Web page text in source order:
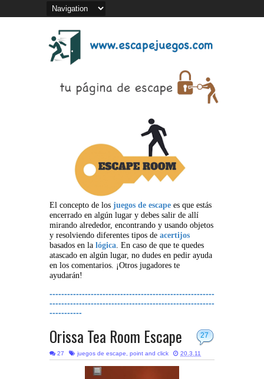
El concepto de los juegos de escape es que estás
encerrado en algún lugar y debes salir de allí
mirando alrededor, encontrando y usando objetos
y resolviendo diferentes tipos de acertijos
basados en la lógica. En caso de que te quedes
atascado en algún lugar, no dudes en pedir ayuda
en los comentarios. ¡Otros jugadores te
ayudarán!
--------------------------------------------------------
--------------------------------------------------------
-----------
27
Orissa Tea Room Escape
27 juegos de escape, point and click 20.3.11